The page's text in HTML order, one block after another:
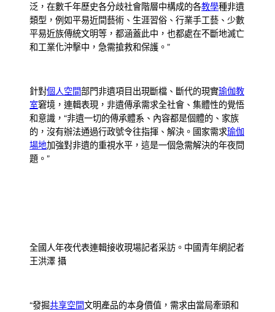
泛，在數千年歷史各分歧社會階層中構成的各教學種非遺
類型，例如平易近間藝術、生涯習俗、行業手工藝、少數
平易近族傳統文明等，都涵蓋此中，也都處在不斷地滅亡
和工業化沖擊中，急需搶救和保護。”
針對個人空間部門非遺項目出現斷檔、斷代的現實瑜伽教
室窘境，連輯表現，非遺傳承需求全社會、集體性的覺悟
和意識，“非遺一切的傳承體系、內容都是個體的、家族
的，沒有辦法通過行政號令往指揮、解決。國家需求瑜伽
場地加強對非遺的重視水平，這是一個急需解決的年夜問
題。”
全國人年夜代表連輯接收現場記者采訪。中國青年網記者
王洪澤 攝
“發掘共享空間文明產品的本身價值，需求由當局牽頭和